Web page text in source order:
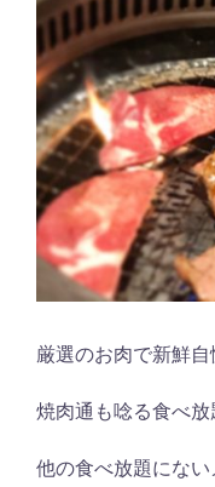
厳選のお肉で新鮮
焼肉通も唸る食べ放
他の食べ放題にな